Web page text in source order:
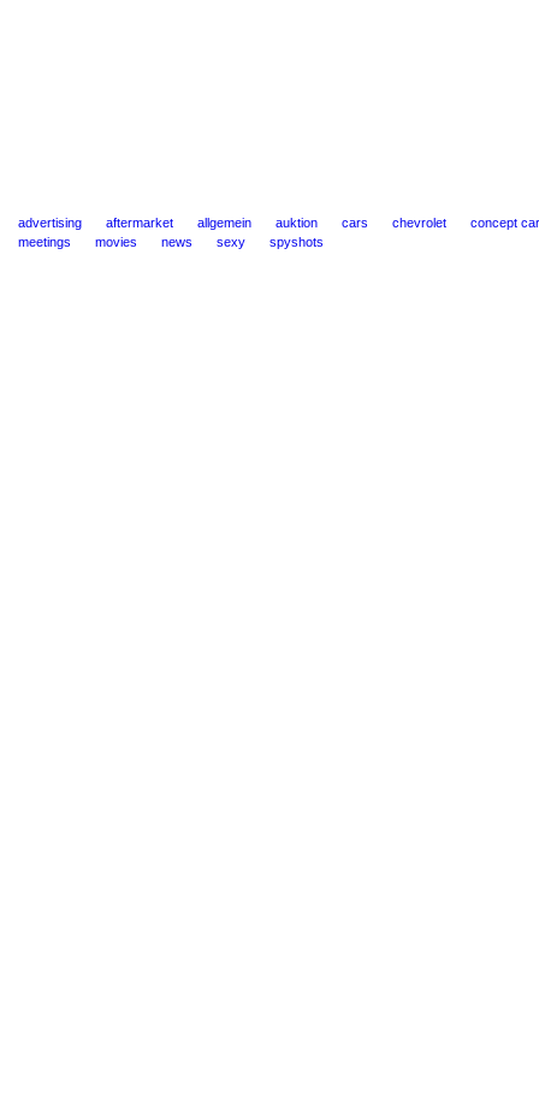
advertising aftermarket allgemein auktion cars chevrolet
concept
meetings
movies news sexy spyshots